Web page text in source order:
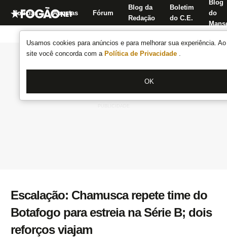
Usamos cookies para anúncios e para melhorar sua experiência.
site você concorda com a Política de Privacidade .
OK
Notícias Apostas Fórum
Blog da
Redação
Boletim
do C.E.
Blog
do
Escalação: Chamusca repete time do
Botafogo para estreia na Série B; dois
reforços viajam